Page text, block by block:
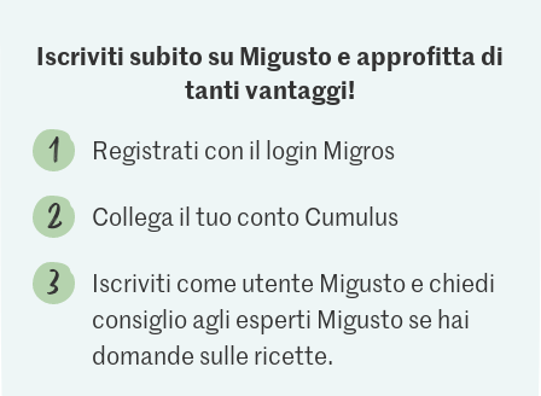
Iscriviti subito su Migusto e approfitta di
tanti vantaggi!
Registrati con il login Migros
Collega il tuo conto Cumulus
Iscriviti come utente Migusto e chiedi
consiglio agli esperti Migusto se hai
domande sulle ricette.